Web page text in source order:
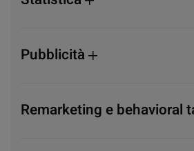
Pubblicità
Remarketing e behavioral